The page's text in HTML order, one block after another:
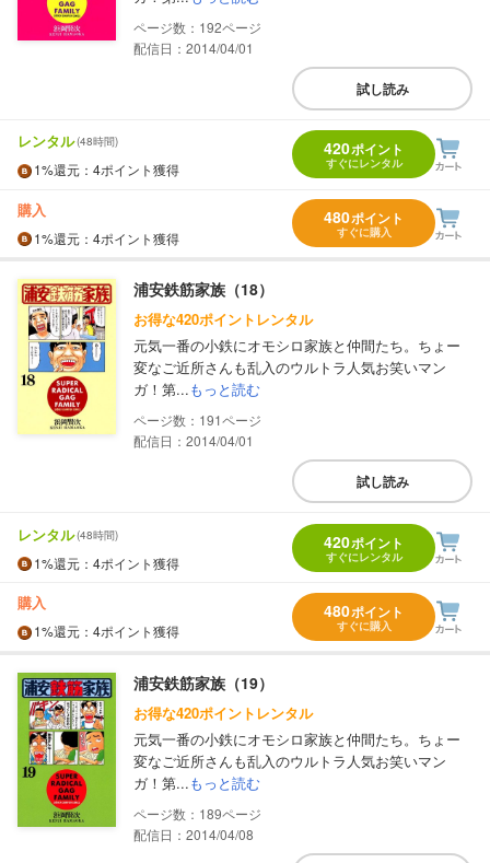
192
配信日：2014/04/01
試し読み
レンタル(48時間)
1%還元 ：4ポイント獲得
420ポイント
すぐにレンタル
購入
1%還元 ：4ポイント獲得
480ポイント
すぐに購入
浦安鉄筋家族（18）
お得な420ポイントレンタル
元気一番の小鉄にオモシロ家族と仲間たち。ちょー
変なご近所さんも乱入のウルトラ人気お笑いマン
ガ！第...もっと読む
191
配信日：2014/04/01
試し読み
レンタル(48時間)
1%還元 ：4ポイント獲得
420ポイント
すぐにレンタル
購入
1%還元 ：4ポイント獲得
480ポイント
すぐに購入
浦安鉄筋家族（19）
お得な420ポイントレンタル
元気一番の小鉄にオモシロ家族と仲間たち。ちょー
変なご近所さんも乱入のウルトラ人気お笑いマン
ガ！第...もっと読む
189
配信日：2014/04/08